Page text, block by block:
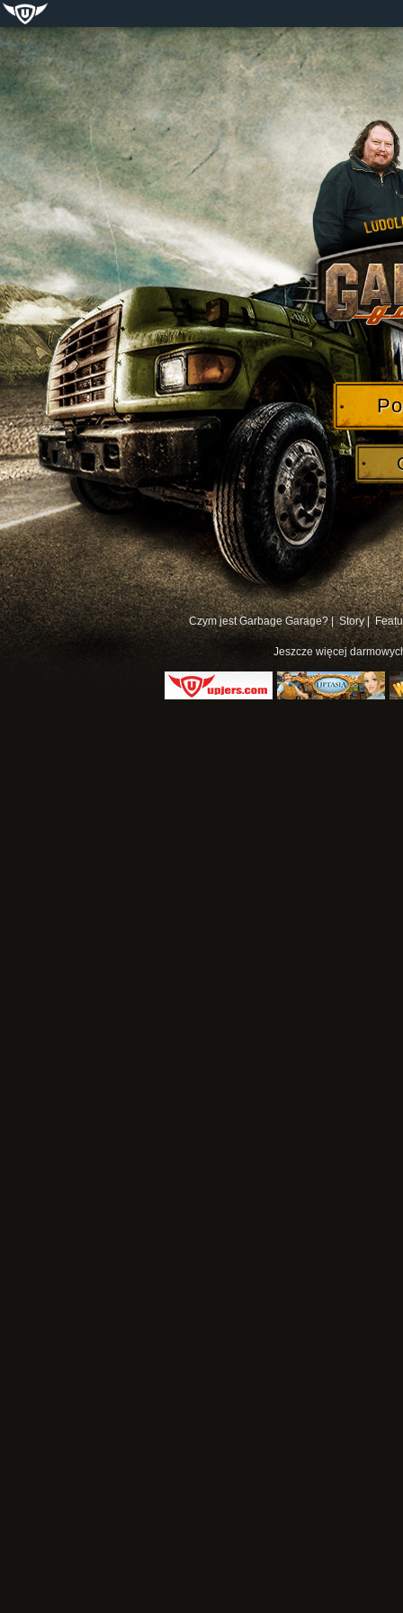
Czym jest Garbage Garage? | Story |
Jeszcze więcej